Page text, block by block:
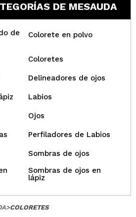
DE MESAUDA
de
Colorete en polvo
Coloretes
Delineadores de ojos
Labios
Ojos
Perfiladores de Labios
Sombras de ojos
Sombras de ojos en
lápiz
>COLORETES